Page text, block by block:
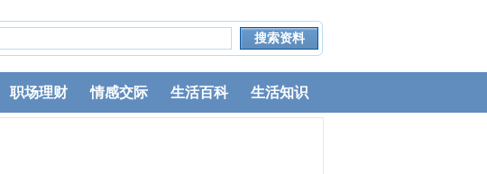
职场理财 情感交际 生活百科 生活知识